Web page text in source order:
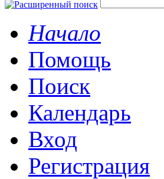
Начало
Помощь
Поиск
Календарь
Вход
Регистрация